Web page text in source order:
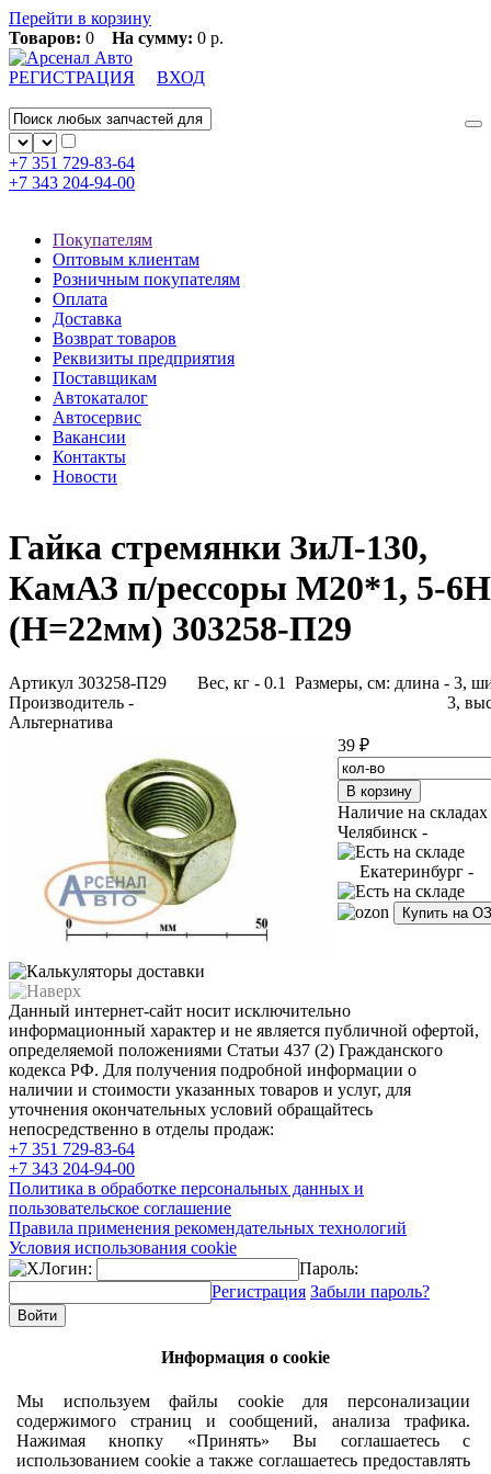
Перейти в корзину
Товаров: 0 На сумму: 0 р.
РЕГИСТРАЦИЯ ВХОД
+7 351 729-83-64
+7 343 204-94-00
Покупателям
Оптовым клиентам
Розничным покупателям
Оплата
Доставка
Возврат товаров
Реквизиты предприятия
Поставщикам
Автокаталог
Автосервис
Вакансии
Контакты
Новости
Гайка стремянки ЗиЛ-130,
КамАЗ п/рессоры М20*1, 5-6Н
(H=22мм) 303258-П29
Артикул 303258-П29
Производитель -
Альтернатива
Вес, кг - 0.1 Размеры, см: длина - 3,
3,
39 ₽
Наличие на складах
Челябинск -
Екатеринбург -
Купить на
Данный интернет-сайт носит исключительно
информационный характер и не является публичной офертой,
определяемой положениями Статьи 437 (2) Гражданского
кодекса РФ. Для получения подробной информации о
наличии и стоимости указанных товаров и услуг, для
уточнения окончательных условий обращайтесь
непосредственно в отделы продаж:
+7 351 729-83-64
+7 343 204-94-00
Политика в обработке персональных данных и
пользовательское соглашение
Правила применения рекомендательных технологий
Условия использования cookie
Логин:
Пароль:
Регистрация Забыли пароль?
Информация о cookie
Мы используем файлы cookie для персонализации
содержимого страниц и сообщений, анализа трафика.
Нажимая кнопку «Принять» Вы соглашаетесь с
использованием cookie а также соглашаетесь предоставлять